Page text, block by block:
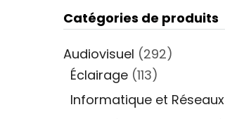
Catégories de produits
Audiovisuel (292)
Éclairage (113)
Informatique et Réseaux